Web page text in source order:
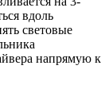
вдоль
световые
напрямую к